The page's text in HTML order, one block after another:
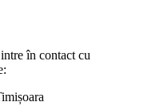
în contact cu